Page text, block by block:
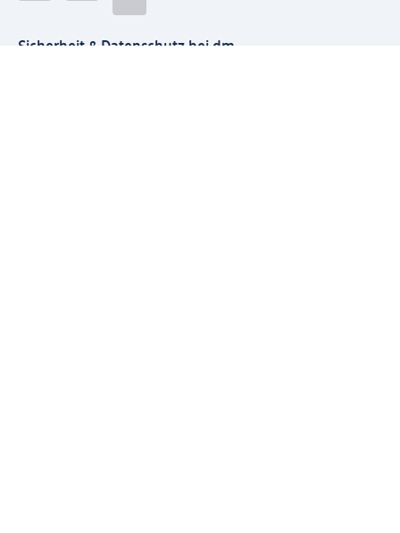
Sicherheit & Datenschutz bei dm